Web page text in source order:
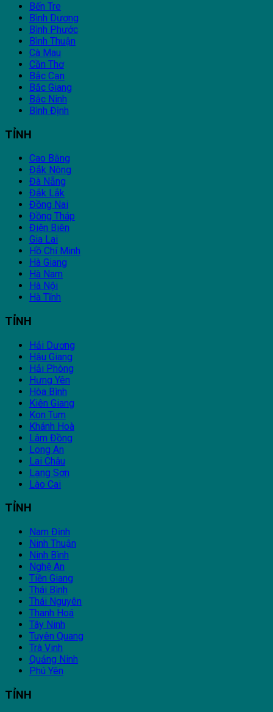
Bến Tre
Bình Dương
Bình Phước
Bình Thuận
Cà Mau
Cần Thơ
Bắc Cạn
Bắc Giang
Bắc Ninh
Bình Định
TỈNH
Cao Bằng
Đắk Nông
Đà Nẵng
Đắk Lắk
Đồng Nai
Đồng Tháp
Điện Biên
Gia Lai
Hồ Chí Minh
Hà Giang
Hà Nam
Hà Nội
Hà Tĩnh
TỈNH
Hải Dương
Hậu Giang
Hải Phòng
Hưng Yên
Hòa Bình
Kiên Giang
Kon Tum
Khánh Hoà
Lâm Đồng
Long An
Lai Châu
Lạng Sơn
Lào Cai
TỈNH
Nam Định
Ninh Thuận
Ninh Bình
Nghệ An
Tiền Giang
Thái Bình
Thái Nguyên
Thanh Hoá
Tây Ninh
Tuyên Quang
Trà Vinh
Quảng Ninh
Phú Yên
TỈNH